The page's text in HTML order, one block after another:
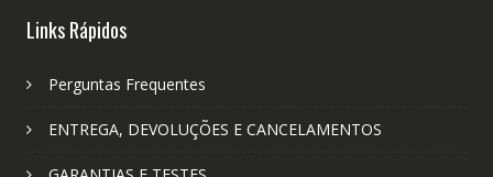
Links Rápidos
Perguntas Frequentes
ENTREGA, DEVOLUÇÕES E CANCELAMENTOS